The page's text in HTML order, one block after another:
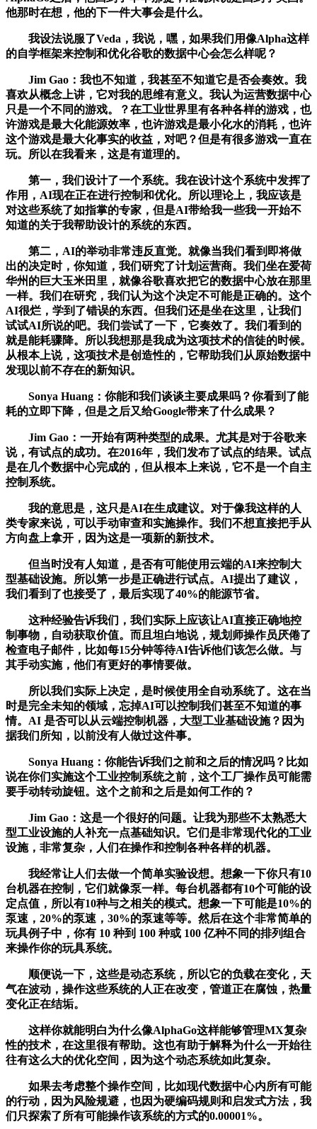
他那时在想，他的下一件大事会是什么。
我设法说服了Veda，我说，嘿，如果我们用像Alpha这样
的自学框架来控制和优化谷歌的数据中心会怎么样呢？
Jim Gao：我也不知道，我甚至不知道它是否会奏效。我
喜欢从概念上讲，它对我的思维有意义。我认为运营数据中心
只是一个不同的游戏。？在工业世界里有各种各样的游戏，也
许游戏是最大化能源效率，也许游戏是最小化水的消耗，也许
这个游戏是最大化事实的收益，对吧？但是有很多游戏一直在
玩。所以在我看来，这是有道理的。
第一，我们设计了一个系统。我在设计这个系统中发挥了
作用，AI现在正在进行控制和优化。所以理论上，我应该是
对这些系统了如指掌的专家，但是AI带给我一些我一开始不
知道的关于我帮助设计的系统的东西。
第二，AI的举动非常违反直觉。就像当我们看到即将做
出的决定时，你知道，我们研究了计划运营商。我们坐在爱荷
华州的巨大玉米田里，就像谷歌喜欢把它的数据中心放在那里
一样。我们在研究，我们认为这个决定不可能是正确的。这个
AI很烂，学到了错误的东西。但我们还是坐在这里，让我们
试试AI所说的吧。我们尝试了一下，它奏效了。我们看到的
就是能耗骤降。所以我想那是我成为这项技术的信徒的时候。
从根本上说，这项技术是创造性的，它帮助我们从原始数据中
发现以前不存在的新知识。
Sonya Huang：你能和我们谈谈主要成果吗？你看到了能
耗的立即下降，但是之后又给Google带来了什么成果？
Jim Gao：一开始有两种类型的成果。尤其是对于谷歌来
说，有试点的成功。在2016年，我们发布了试点的结果。试点
是在几个数据中心完成的，但从根本上来说，它不是一个自主
控制系统。
我的意思是，这只是AI在生成建议。对于像我这样的人
类专家来说，可以手动审查和实施操作。我们不想直接把手从
方向盘上拿开，因为这是一项新的新技术。
但当时没有人知道，是否有可能使用云端的AI来控制大
型基础设施。所以第一步是正确进行试点。AI提出了建议，
我们看到了也接受了，最后实现了40%的能源节省。
这种经验告诉我们，我们实际上应该让AI直接正确地控
制事物，自动获取价值。而且坦白地说，规划师操作员厌倦了
检查电子邮件，比如每15分钟等待AI告诉他们该怎么做。与
其手动实施，他们有更好的事情要做。
所以我们实际上决定，是时候使用全自动系统了。这在当
时是完全未知的领域，忘掉AI可以控制我们甚至不知道的事
情。AI 是否可以从云端控制机器，大型工业基础设施？因为
据我们所知，以前没有人做过这件事。
Sonya Huang：你能告诉我们之前和之后的情况吗？比如
说在你们实施这个工业控制系统之前，这个工厂操作员可能需
要手动转动旋钮。这个之前和之后是如何工作的？
Jim Gao：这是一个很好的问题。让我为那些不太熟悉大
型工业设施的人补充一点基础知识。它们是非常现代化的工业
设施，非常复杂，人们在操作和控制各种各样的机器。
我经常让人们去做一个简单实验设想。想象一下你只有10
台机器在控制，它们就像泵一样。每台机器都有10个可能的设
定点值，所以有10种与之相关的模式。想象一下可能是10%的
泵速，20%的泵速，30%的泵速等等。然后在这个非常简单的
玩具例子中，你有 10 种到 100 种或 100 亿种不同的排列组合
来操作你的玩具系统。
顺便说一下，这些是动态系统，所以它的负载在变化，天
气在波动，操作这些系统的人正在改变，管道正在腐蚀，热量
变化正在结垢。
这样你就能明白为什么像AlphaGo这样能够管理MX复杂
性的技术，在这里很有帮助。这也有助于解释为什么一开始往
往有这么大的优化空间，因为这个动态系统如此复杂。
如果去考虑整个操作空间，比如现代数据中心内所有可能
的行动，因为风险规避，也因为硬编码规则和启发式方法，我
们只探索了所有可能操作该系统的方式的0.00001%。